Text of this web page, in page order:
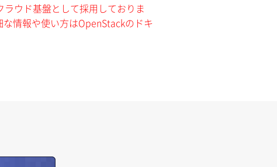
ウド基盤として採用しておりま
情報や使い方はOpenStackのドキ